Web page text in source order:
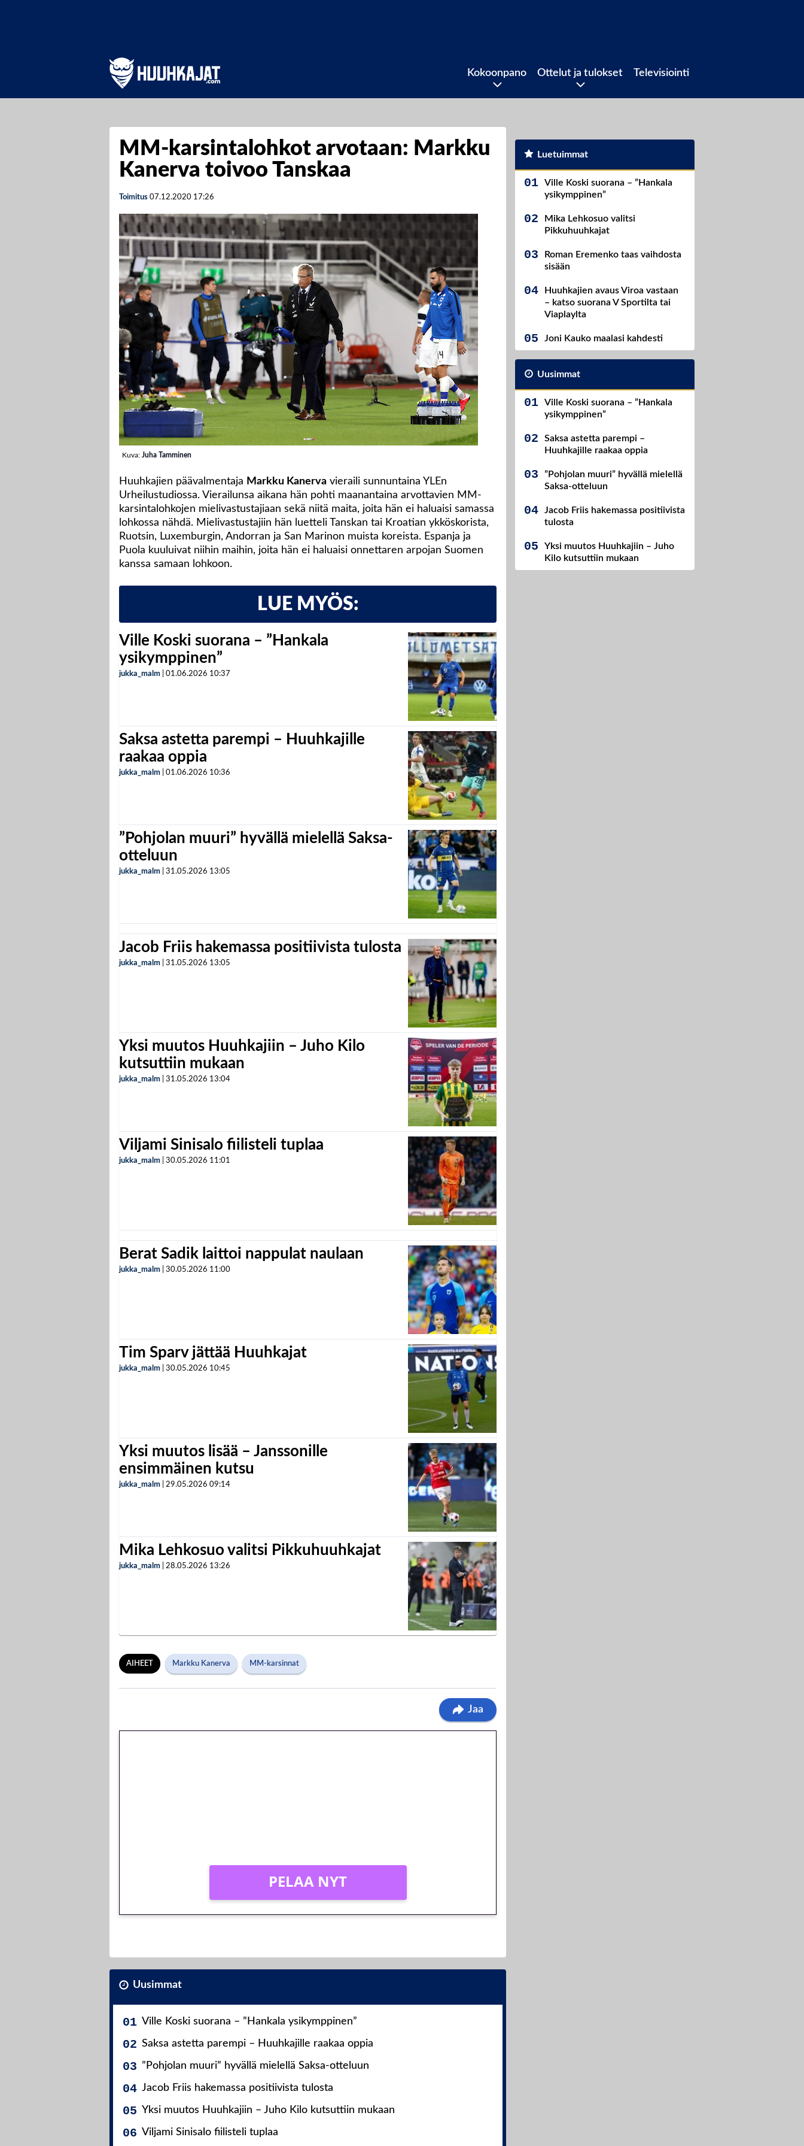
Kokoonpano Ottelut ja tulokset Televisiointi
MM-karsintalohkot arvotaan: Markku
Kanerva toivoo Tanskaa
Toimitus 07.12.2020 17:26
Kuva: Juha Tamminen
Huuhkajien päävalmentaja Markku Kanerva vieraili sunnuntaina YLEn
Urheilustudiossa. Vierailunsa aikana hän pohti maanantaina arvottavien MM-
karsintalohkojen mielivastustajiaan sekä niitä maita, joita hän ei haluaisi samassa
lohkossa nähdä. Mielivastustajiin hän luetteli Tanskan tai Kroatian ykköskorista,
Ruotsin, Luxemburgin, Andorran ja San Marinon muista koreista. Espanja ja
Puola kuuluivat niihin maihin, joita hän ei haluaisi onnettaren arpojan Suomen
kanssa samaan lohkoon.
LUE MYÖS:
Ville Koski suorana – ”Hankala
ysikymppinen”
jukka_malm 01.06.2026 10:37
Saksa astetta parempi – Huuhkajille
raakaa oppia
jukka_malm 01.06.2026 10:36
”Pohjolan muuri” hyvällä mielellä Saksa-
otteluun
jukka_malm 31.05.2026 13:05
Jacob Friis hakemassa positiivista tulosta
jukka_malm 31.05.2026 13:05
Yksi muutos Huuhkajiin – Juho Kilo
kutsuttiin mukaan
jukka_malm 31.05.2026 13:04
Viljami Sinisalo fiilisteli tuplaa
jukka_malm 30.05.2026 11:01
Berat Sadik laittoi nappulat naulaan
jukka_malm 30.05.2026 11:00
Tim Sparv jättää Huuhkajat
jukka_malm 30.05.2026 10:45
Yksi muutos lisää – Janssonille
ensimmäinen kutsu
jukka_malm 29.05.2026 09:14
Mika Lehkosuo valitsi Pikkuhuuhkajat
jukka_malm 28.05.2026 13:26
AIHEET Markku Kanerva MM-karsinnat
Jaa
PELAA NYT
Uusimmat
Ville Koski suorana – ”Hankala ysikymppinen”
Saksa astetta parempi – Huuhkajille raakaa oppia
”Pohjolan muuri” hyvällä mielellä Saksa-otteluun
Jacob Friis hakemassa positiivista tulosta
Yksi muutos Huuhkajiin – Juho Kilo kutsuttiin mukaan
Viljami Sinisalo fiilisteli tuplaa
Luetuimmat
Ville Koski suorana – ”Hankala
ysikymppinen”
Mika Lehkosuo valitsi
Pikkuhuuhkajat
Roman Eremenko taas vaihdosta
sisään
Huuhkajien avaus Viroa vastaan
– katso suorana V Sportilta tai
Viaplaylta
Joni Kauko maalasi kahdesti
Uusimmat
Ville Koski suorana – ”Hankala
ysikymppinen”
Saksa astetta parempi –
Huuhkajille raakaa oppia
”Pohjolan muuri” hyvällä mielellä
Saksa-otteluun
Jacob Friis hakemassa positiivista
tulosta
Yksi muutos Huuhkajiin – Juho
Kilo kutsuttiin mukaan